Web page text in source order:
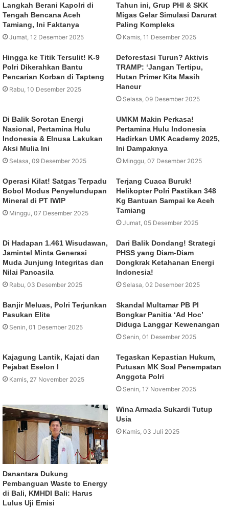
Langkah Berani Kapolri di
Tengah Bencana Aceh
Tamiang, Ini Faktanya
Jumat, 12 Desember 2025
Tahun ini, Grup PHI & SKK
Migas Gelar Simulasi Darurat
Paling Kompleks
Kamis, 11 Desember 2025
Hingga ke Titik Tersulit! K-9
Polri Dikerahkan Bantu
Pencarian Korban di Tapteng
Rabu, 10 Desember 2025
Deforestasi Turun? Aktivis
TRAMP: ‘Jangan Tertipu,
Hutan Primer Kita Masih
Hancur
Selasa, 09 Desember 2025
Di Balik Sorotan Energi
Nasional, Pertamina Hulu
Indonesia & Elnusa Lakukan
Aksi Mulia Ini
Selasa, 09 Desember 2025
UMKM Makin Perkasa!
Pertamina Hulu Indonesia
Hadirkan UMK Academy 2025,
Ini Dampaknya
Minggu, 07 Desember 2025
Operasi Kilat! Satgas Terpadu
Bobol Modus Penyelundupan
Mineral di PT IWIP
Minggu, 07 Desember 2025
Terjang Cuaca Buruk!
Helikopter Polri Pastikan 348
Kg Bantuan Sampai ke Aceh
Tamiang
Jumat, 05 Desember 2025
Di Hadapan 1.461 Wisudawan,
Jamintel Minta Generasi
Muda Junjung Integritas dan
Nilai Pancasila
Rabu, 03 Desember 2025
Dari Balik Dondang! Strategi
PHSS yang Diam-Diam
Dongkrak Ketahanan Energi
Indonesia!
Selasa, 02 Desember 2025
Banjir Meluas, Polri Terjunkan
Pasukan Elite
Senin, 01 Desember 2025
Skandal Multamar PB PI
Bongkar Panitia ‘Ad Hoc’
Diduga Langgar Kewenangan
Senin, 01 Desember 2025
Kajagung Lantik, Kajati dan
Pejabat Eselon I
Kamis, 27 November 2025
Tegaskan Kepastian Hukum,
Putusan MK Soal Penempatan
Anggota Polri
Senin, 17 November 2025
Danantara Dukung
Pembanguan Waste to Energy
di Bali, KMHDI Bali: Harus
Lulus Uji Emisi
Wina Armada Sukardi Tutup
Usia
Kamis, 03 Juli 2025